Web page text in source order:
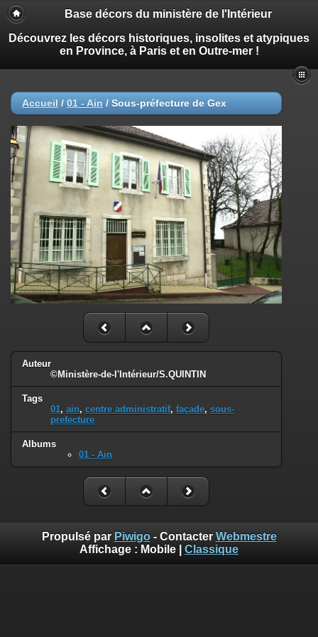
Base décors du ministère de l'Intérieur
Découvrez les décors historiques, insolites et atypiques
en Province, à Paris et en Outre-mer !
Accueil / 01 - Ain / Sous-préfecture de Gex
Auteur
©Ministère-de-l'Intérieur/S.QUINTIN
Tags
01, ain, centre administratif, façade, sous-
prefecture
Albums
01 - Ain
Propulsé par Piwigo- Contacter Webmestre
Affichage : Mobile Classique